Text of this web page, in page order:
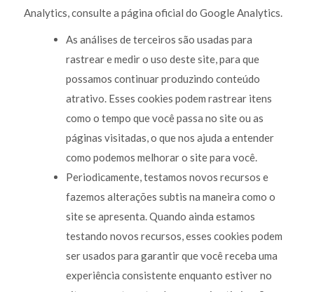
Analytics, consulte a página oficial do Google Analytics.
As análises de terceiros são usadas para
rastrear e medir o uso deste site, para que
possamos continuar produzindo conteúdo
atrativo. Esses cookies podem rastrear itens
como o tempo que você passa no site ou as
páginas visitadas, o que nos ajuda a entender
como podemos melhorar o site para você.
Periodicamente, testamos novos recursos e
fazemos alterações subtis na maneira como o
site se apresenta. Quando ainda estamos
testando novos recursos, esses cookies podem
ser usados para garantir que você receba uma
experiência consistente enquanto estiver no